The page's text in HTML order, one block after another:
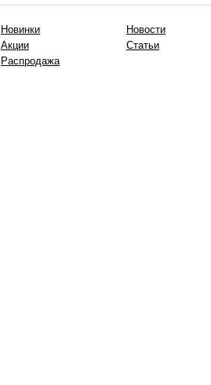
Новинки
Акции
Распродажа
Новости
Статьи